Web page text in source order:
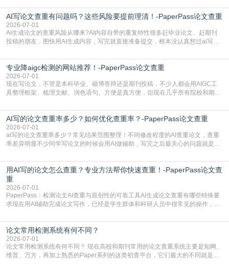
怕是已经入行的科研人员，不少人也搞不清降aigc检测是啥，对相关要求摸不
准。其实，降aigc检测是伴随AIGC工具在学术领域普及诞生的新需求，核心是为
了满足现在高校、期刊对AI生
AI写论文查重有问题吗？这些风险要提前理清！-PaperPass论文查重
2026-07-01
AI生成论文的查重风险从哪来?AI内容自带的重复特性很多赶毕业论文、赶期刊
投稿的朋友，图快用AI生成内容，写完就直接准备提交，根本没认真想过ai写论
自带不可忽视的查重风险。AI训练依赖海量公开的文本数据，生成内容本质是基
于训练数据的概率拼接，不是从零开始的原创创作。生成过程中，很容易复用已
有的高频公共表述，甚至直接拼接已经公开
专业降aigc检测的网站推荐！-PaperPass论文查重
2026-07-01
现在写论文，不管是本科毕业、硕博答辩还是期刊投稿，不少人都会用AIGC工
具整理框架、梳理文献、润色语句。方便是真方便，但现在几乎所有院校和期刊
五遍还是过不了预检测的大有人在，这时候，找到靠谱的降AIGC检测率的网
站，就能少走好多弯路。PaperPass：守护学术原创性的智能伙伴AIGC生成内
容的学术合规痛点去年帮一个本科师弟改
AI写的论文查重率多少？如何优化查重率？-PaperPass论文查重
2026-07-01
ai写的论文查重率多少？常见结果范围整理！不同修改程度的AI查重论文，查重
率差异明显不少同学写论文的时候会用AI做辅助，写完之后最关心的问题就是ai
实际情况和大家想的不太一样。AI训练依赖海量公开学术文献、网络内容，生成
内容本质是按照语义概率拼接已有内容，很容易和已发布的作品撞重复，甚至会
直接引用整段已有内容，所以查重率偏高是
用AI写的论文怎么查重？专业方法帮你快速查重！-PaperPass论文查
重
2026-07-01
PaperPass：检测论文AI查重与原创性的可靠工具AI生成论文查重有哪些特殊要
求现在用AI辅助完成论文写作，已经是学生群体和科研人员中很常见的操作，不
但很多人忽略了，AI生成的内容天生带有重复风险——训练AI的数据集本身就包
含大量已公开的学术内容、网络原创内容，AI输出内容时很容易无意识拼接出重
复片
论文常用检测系统有何不同？
2026-07-01
论文常用检测系统有何不同？ 现在高校和期刊常用的论文查重系统主要是知网、
维普、万方，再加上熟悉的Paper系列的这类初查平台，它们最大的不同就是数